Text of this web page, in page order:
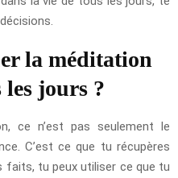
la méditation
les jours ?
ce n’est pas seulement le
C’est ce que tu récupères
faits, tu peux utiliser ce que tu